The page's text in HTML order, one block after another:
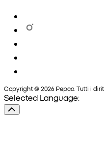
Copyright © 2026 Pepco. Tutti i
Selected Language: